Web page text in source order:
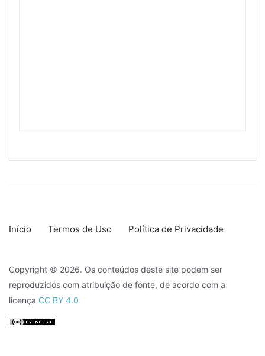
Início Termos de Uso Política de Privacidade
Copyright © 2026. Os conteúdos deste site podem ser
reproduzidos com atribuição de fonte, de acordo com a
licença CC BY 4.0